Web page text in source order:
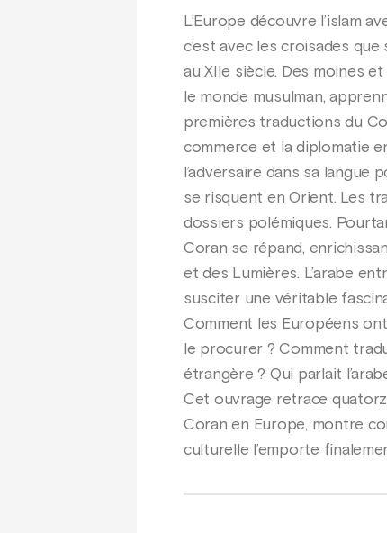
L’Europe découvre l’islam
c’est avec les croisades
au XIIe siècle. Des moines
le monde musulman,
premières traductions du
commerce et la diplomatie
l’adversaire dans sa
se risquent en Orient. Les
dossiers polémiques.
Coran se répand,
et des Lumières. L’arabe
susciter une véritable
Comment les Européens
le procurer ? Comment
étrangère ? Qui parlait
Cet ouvrage retrace
Coran en Europe, montre
culturelle l’emporte